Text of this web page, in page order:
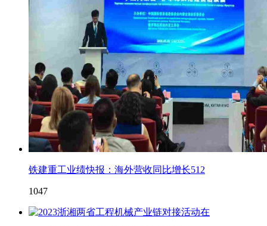
铁建重工业绩快报：海外营收同比增长512
1047